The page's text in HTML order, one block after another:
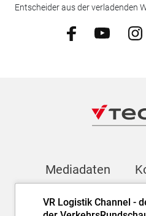
VR Logistik Channel -
Entscheider aus der verladenden
Mediadaten